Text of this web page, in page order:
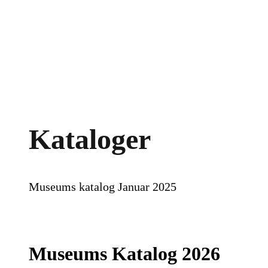
Kataloger
Museums katalog Januar 2025
Museums Katalog 2026